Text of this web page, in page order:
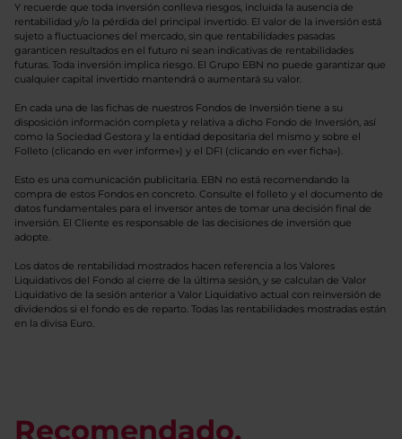
Y recuerde que toda inversión conlleva riesgos, incluida la ausencia de
rentabilidad y/o la pérdida del principal invertido. El valor de la inversión está
sujeto a fluctuaciones del mercado, sin que rentabilidades pasadas
garanticen resultados en el futuro ni sean indicativas de rentabilidades
futuras. Toda inversión implica riesgo. El Grupo EBN no puede garantizar que
cualquier capital invertido mantendrá o aumentará su valor.
En cada una de las fichas de nuestros Fondos de Inversión tiene a su
disposición información completa y relativa a dicho Fondo de Inversión, así
como la Sociedad Gestora y la entidad depositaria del mismo y sobre el
Folleto (clicando en «ver informe») y el DFI (clicando en «ver ficha»).
Esto es una comunicación publicitaria. EBN no está recomendando la
compra de estos Fondos en concreto. Consulte el folleto y el documento de
datos fundamentales para el inversor antes de tomar una decisión final de
inversión. El Cliente es responsable de las decisiones de inversión que
adopte.
Los datos de rentabilidad mostrados hacen referencia a los Valores
Liquidativos del Fondo al cierre de la última sesión, y se calculan de Valor
Liquidativo de la sesión anterior a Valor Liquidativo actual con reinversión de
dividendos si el fondo es de reparto. Todas las rentabilidades mostradas están
en la divisa Euro.
Recomendado.